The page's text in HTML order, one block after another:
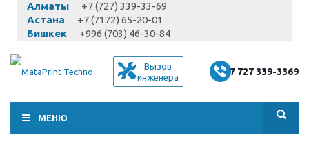
Алматы
+7 (727) 339-33-69
Астана
+7 (7172) 65-20-01
Бишкек
+996 (703) 46-30-84
Вызов
инженера
+7 727 339-3369
МЕНЮ